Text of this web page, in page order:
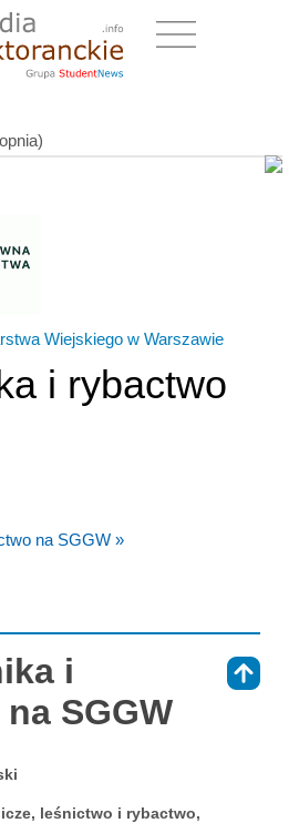
Wiejskiego w Warszawie
i rybactwo
na SGGW »
i
SGGW
leśnictwo i rybactwo,